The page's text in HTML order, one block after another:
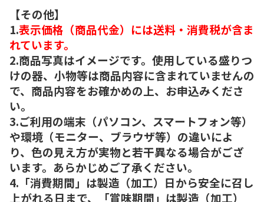
【その他】
1.表示価格（商品代金）には送料・消費税が含ま
れています。
2.商品写真はイメージです。使用している盛りつ
けの器、小物等は商品内容に含まれていませんの
で、商品内容をお確かめの上、お申込みくださ
い。
3.ご利用の端末（パソコン、スマートフォン等）
や環境（モニター、ブラウザ等）の違いによ
り、色の見え方が実物と若干異なる場合がござ
います。あらかじめご了承ください。
4.「消費期間」は製造（加工）日から安全に召し
上がれる日まで、「賞味期間」は製造（加工）